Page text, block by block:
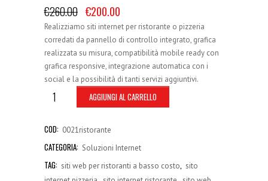
€260.00 €200.00
Realizziamo siti internet per ristorante o pizzeria
corredati da pannello di controllo integrato, grafica
realizzata su misura, compatibilità mobile ready con
grafica responsive, integrazione automatica con i
social e la possibilità di tanti servizi aggiuntivi.
AGGIUNGI AL CARRELLO
COD: 0021ristorante
CATEGORIA: Soluzioni Internet
TAG: siti web per ristoranti a basso costo, sito